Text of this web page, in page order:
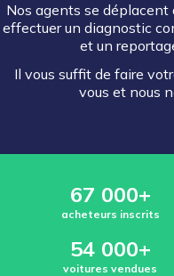
Nos agents se
effectuer un diagnostic
et un
Il vous suffit de faire
vous et nous
67 000+
acheteurs inscrits
54 000+
voitures vendues